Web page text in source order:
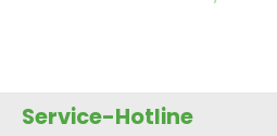
Service-Hotline